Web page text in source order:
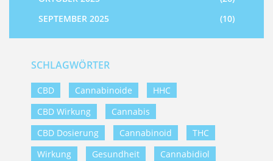
SEPTEMBER 2025
(10)
SCHLAGWÖRTER
CBD Cannabinoide
HHC
CBD Wirkung
Cannabis
CBD Dosierung
Cannabinoid
THC
Wirkung
Gesundheit
Cannabidiol